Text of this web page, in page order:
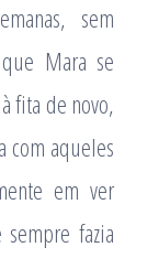
sem
Mara se
fita de novo,
com aqueles
em ver
fazia